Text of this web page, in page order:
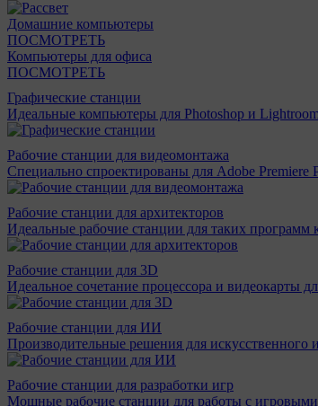
Домашние компьютеры
ПОСМОТРЕТЬ
Компьютеры для офиса
ПОСМОТРЕТЬ
Графические станции
Идеальные компьютеры для Photoshop и Lightroom
Рабочие станции для видеомонтажа
Специально спроектированы для Adobe Premiere
Рабочие станции для архитекторов
Идеальные рабочие станции для таких
Рабочие станции для 3D
Идеальное сочетание процессора и видеокарты
Рабочие станции для ИИ
Производительные решения для искусственного
Рабочие станции для разработки игр
Мощные рабочие станции для работы с